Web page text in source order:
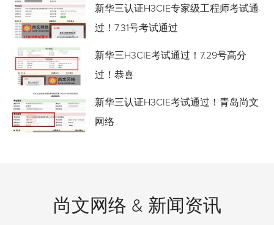
新华三认证H3CIE专家级工程师考试通
过！7.31号考试通过
新华三H3CIE考试通过！7.29号高分
过！恭喜
新华三认证H3CIE考试通过！青岛尚文
网络
尚文网络 & 新闻资讯